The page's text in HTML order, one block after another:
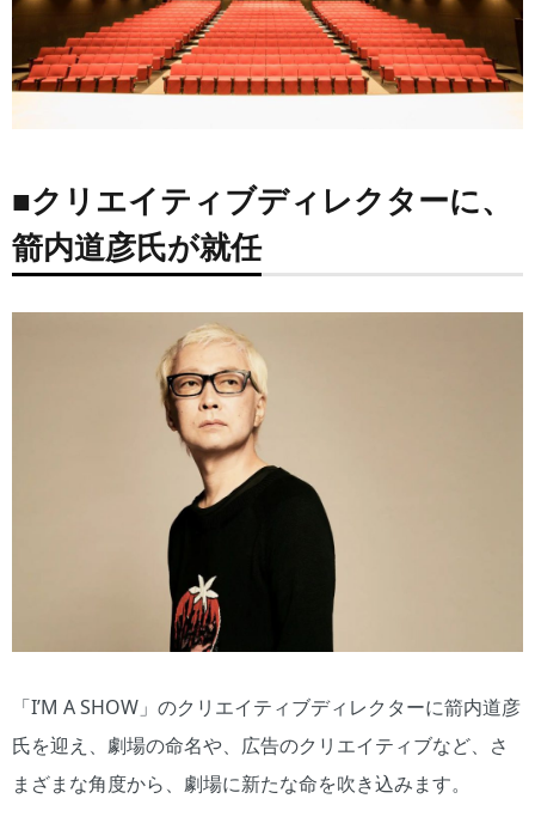
■クリエイティブディレクターに、
箭内道彦氏が就任
「I’M A SHOW」のクリエイティブディレクターに箭内道彦
氏を迎え、劇場の命名や、広告のクリエイティブなど、さ
まざまな角度から、劇場に新たな命を吹き込みます。